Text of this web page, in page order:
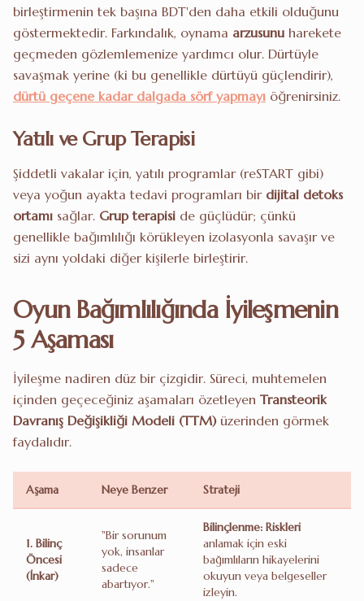
birleştirmenin tek başına BDT'den daha etkili olduğunu
göstermektedir. Farkındalık, oynama arzusunu harekete
geçmeden gözlemlemenize yardımcı olur. Dürtüyle
savaşmak yerine (ki bu genellikle dürtüyü güçlendirir),
dürtü geçene kadar dalgada sörf yapmayı öğrenirsiniz.
Yatılı ve Grup Terapisi
Şiddetli vakalar için, yatılı programlar (reSTART gibi)
veya yoğun ayakta tedavi programları bir dijital detoks
ortamı sağlar. Grup terapisi de güçlüdür; çünkü
genellikle bağımlılığı körükleyen izolasyonla savaşır ve
sizi aynı yoldaki diğer kişilerle birleştirir.
Oyun Bağımlılığında İyileşmenin
5 Aşaması
İyileşme nadiren düz bir çizgidir. Süreci, muhtemelen
içinden geçeceğiniz aşamaları özetleyen Transteorik
Davranış Değişikliği Modeli (TTM)üzerinden görmek
faydalıdır.
Aşama Neye Benzer Strateji
1. Bilinç
Öncesi
(İnkar)
"Bir sorunum
yok, insanlar
sadece
abartıyor."
Bilinçlenme: Riskleri
anlamak için eski
bağımlıların hikayelerini
okuyun veya belgeseller
izleyin.